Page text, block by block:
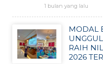
1 bulan yang lalu
MODAL
RAIH
2026